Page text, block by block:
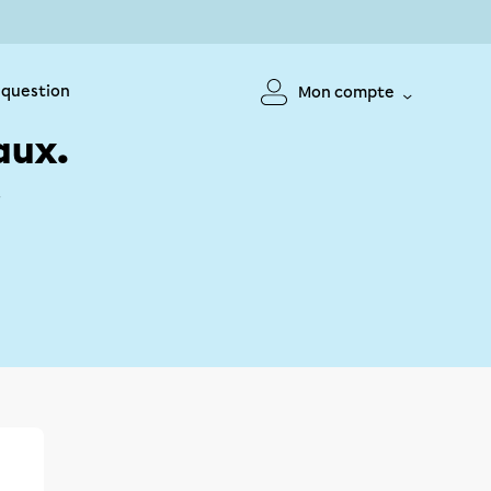
Mon compte